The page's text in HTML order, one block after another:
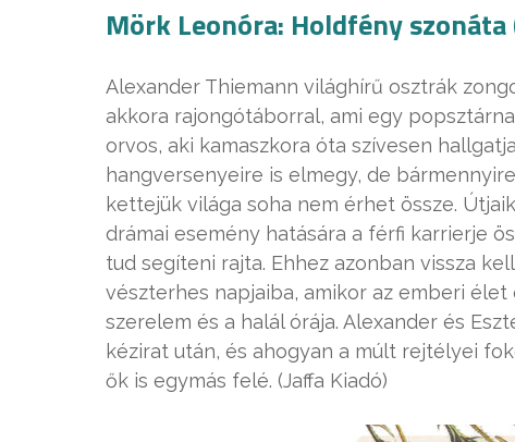
Mörk Leonóra: Holdfény szonáta
Alexander Thiemann világhírű osztrák
akkora rajongótáborral, ami egy
orvos, aki kamaszkora óta szívesen
hangversenyeire is elmegy, de
kettejük világa soha nem érhet össze.
drámai esemény hatására a férfi karrierje
tud segíteni rajta. Ehhez azonban vissza
vészterhes napjaiba, amikor az emberi
szerelem és a halál órája. Alexander és
kézirat után, és ahogyan a múlt rejtélyei
ők is egymás felé. (Jaffa Kiadó)